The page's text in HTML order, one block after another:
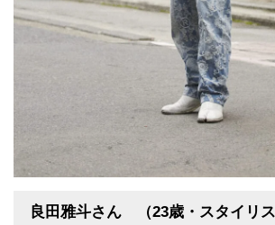
良田雅斗さん （23歳・スタイリス